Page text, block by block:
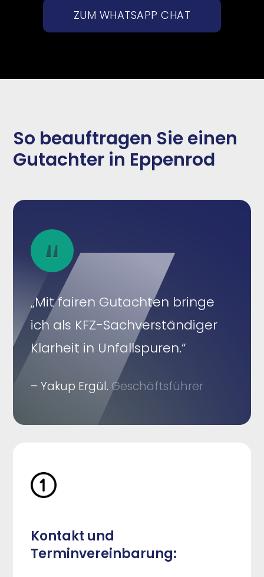
ZUM WHATSAPP CHAT
So beauftragen Sie einen
Gutachter in Eppenrod
„Mit fairen Gutachten bringe
ich als KFZ-Sachverständiger
Klarheit in Unfallspuren.“
– Yakup Ergül. Geschäftsführer
Kontakt und
Terminvereinbarung: